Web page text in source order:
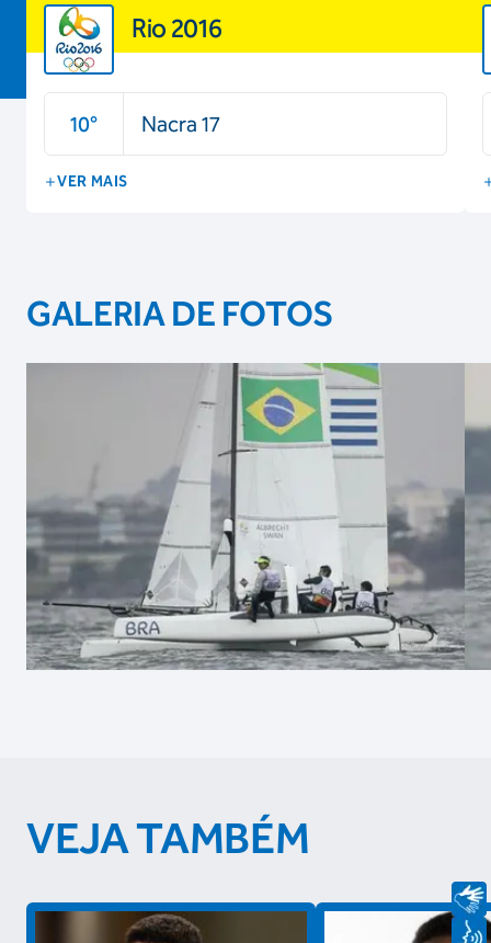
Rio 2016
10° Nacra 17
VER MAIS
GALERIA DE FOTOS
VEJA TAMBÉM